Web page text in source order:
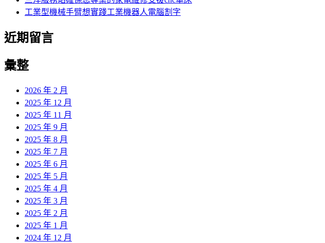
工業型機械手臂想實踐工業機器人電腦割字
近期留言
彙整
2026 年 2 月
2025 年 12 月
2025 年 11 月
2025 年 9 月
2025 年 8 月
2025 年 7 月
2025 年 6 月
2025 年 5 月
2025 年 4 月
2025 年 3 月
2025 年 2 月
2025 年 1 月
2024 年 12 月